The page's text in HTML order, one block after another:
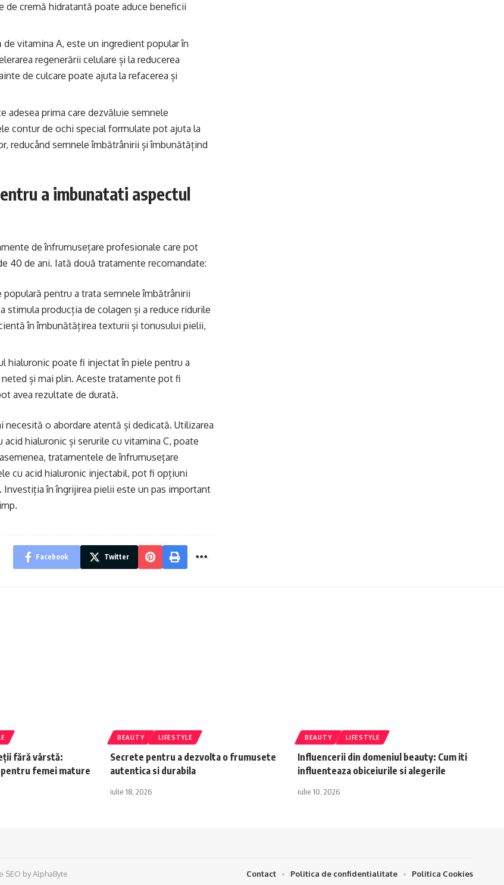
de cremă hidratantă poate aduce beneficii
vitamina A, este un ingredient popular în
regenerării celulare și la reducerea
de culcare poate ajuta la refacerea și
adesea prima care dezvăluie semnele
contur de ochi special formulate pot ajuta la
reducând semnele îmbătrânirii și îmbunătățind
a imbunatati aspectul
de înfrumusețare profesionale care pot
40 de ani. Iată două tratamente recomandate:
pentru a trata semnele îmbătrânirii
stimula producția de colagen și a reduce ridurile
în îmbunătățirea texturii și tonusului pielii,
hialuronic poate fi injectat în piele pentru a
și mai plin. Aceste tratamente pot fi
avea rezultate de durată.
o abordare atentă și dedicată. Utilizarea
hialuronic și serurile cu vitamina C, poate
tratamentele de înfrumusețare
cu acid hialuronic injectabil, pot fi opțiuni
în îngrijirea pielii este un pas important
Facebook Twitter
fără vârstă:
femei mature
BEAUTY LIFESTYLE
Secrete pentru a dezvolta o frumusete
autentica si durabila
iulie 18, 2026
BEAUTY LIFESTYLE
Influencerii din domeniul beauty: Cum iti
influenteaza obiceiurile si alegerile
iulie 10, 2026
SEO byAlphaByte Contact Politica de confidentialitate Politica Cookies